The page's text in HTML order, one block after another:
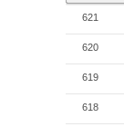
621
620
619
618